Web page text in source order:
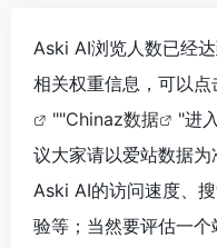
Aski AI浏览人数已经
相关权重信息，可以点
""Chinaz数据
"进
议大家请以爱站数据为
Aski AI的访问速度、
验等；当然要评估一